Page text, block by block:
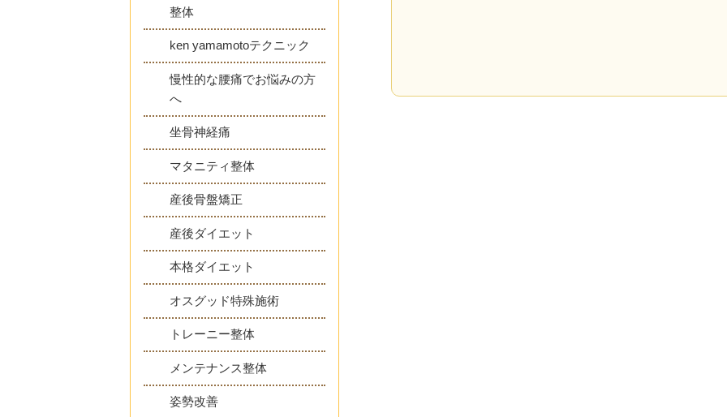
整体
ken yamamotoテクニック
慢性的な腰痛でお悩みの方
へ
坐骨神経痛
マタニティ整体
産後骨盤矯正
産後ダイエット
本格ダイエット
オスグッド特殊施術
トレーニー整体
メンテナンス整体
姿勢改善